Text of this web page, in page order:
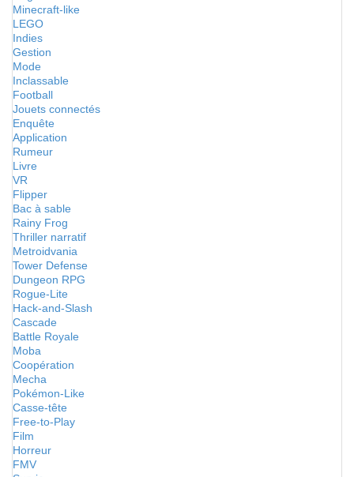
Minecraft-like
LEGO
Indies
Gestion
Mode
Inclassable
Football
Jouets connectés
Enquête
Application
Rumeur
Livre
VR
Flipper
Bac à sable
Rainy Frog
Thriller narratif
Metroidvania
Tower Defense
Dungeon RPG
Rogue-Lite
Hack-and-Slash
Cascade
Battle Royale
Moba
Coopération
Mecha
Pokémon-Like
Casse-tête
Free-to-Play
Film
Horreur
FMV